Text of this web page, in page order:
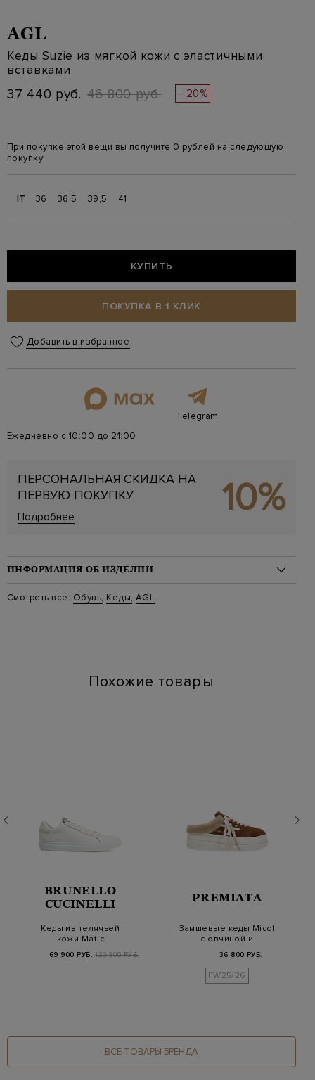
AGL
Кеды Suzie из мягкой кожи с эластичными
вставками
37 440 руб. 46 800 руб. - 20%
При покупке этой вещи вы получите 0 рублей на следующую
покупку!
IT 36 36,5 39,5 41
КУПИТЬ
ПОКУПКА В 1 КЛИК
Добавить в избранное
Telegram
Ежедневно с 10:00 до 21:00
ПЕРСОНАЛЬНАЯ СКИДКА НА
ПЕРВУЮ ПОКУПКУ
Подробнее 10%
ИНФОРМАЦИЯ ОБ ИЗДЕЛИИ
Материал: кожа 100%
Смотреть все: Обувь, Кеды, AGL
Похожие товары
BRUNELLO
CUCINELLI
Кеды из телячьей
кожи Mat с
Мониль
69 900 РУБ. 139 800 РУБ.
PREMIATA
Замшевые кеды Micol
с овчиной и
36 800 РУБ.
FW25/26
ВСЕ ТОВАРЫ БРЕНДА